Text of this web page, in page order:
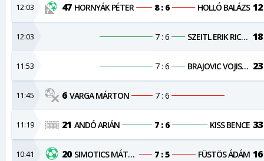
10:41 20 SIMOTICS MÁTYÁS 7 : 5 FÜSTÖS ÁDÁM 16
11:19 21 ANDÓ ARIÁN 7 : 6 KISS BENCE 33
11:45 6 VARGA MÁRTON 7 : 6
11:53 7 : 6 BRAJOVIC VOJISLAV 23
12:03 7 : 6 SZEITL ERIK RICHÁRD 18
12:03 47 HORNYÁK PÉTER 8 : 6 HOLLÓ BALÁZS 12